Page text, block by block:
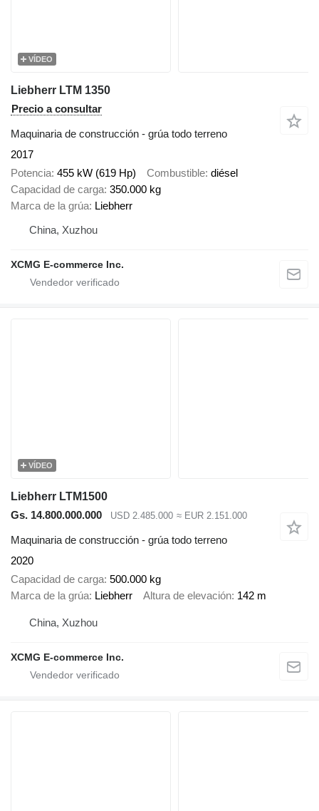
VÍDEO
Liebherr LTM 1350
Precio a consultar
Maquinaria de construcción - grúa todo terreno
2017
Potencia 455 kW (619 Hp) Combustible diésel
Capacidad de carga 350.000 kg
Marca de la grúa Liebherr
China, Xuzhou
XCMG E-commerce Inc.
VÍDEO
Liebherr LTM1500
Gs. 14.800.000.000
USD 2.485.000 ≈ EUR 2.151.000
Maquinaria de construcción - grúa todo terreno
2020
Capacidad de carga 500.000 kg
Marca de la grúa Liebherr Altura de elevación 142 m
China, Xuzhou
XCMG E-commerce Inc.